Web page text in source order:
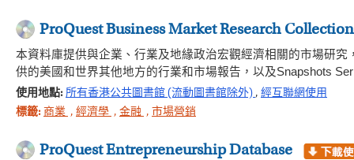
ProQuest Business Market Research Collection
本資料庫提供與企業、行業及地緣政治宏觀經濟相關的市場研
供的美國和世界其他地方的行業和市場報告，以及Snapshots
使用地點: 所有香港公共圖書館 (流動圖書館除外) , 經互聯網使用
標籤: 商業 , 經濟學 , 金融 , 市場營銷
ProQuest Entrepreneurship Database